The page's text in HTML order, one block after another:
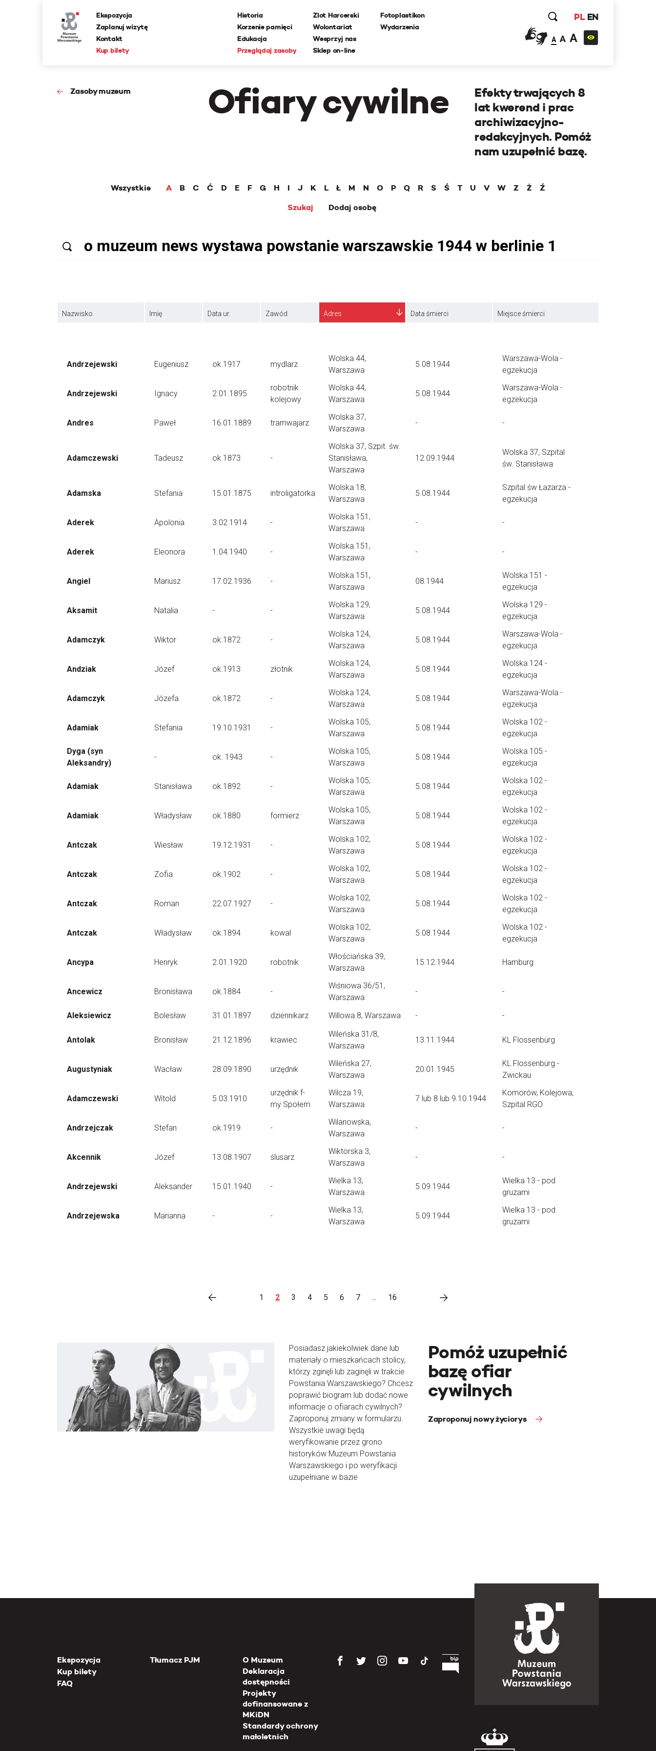
Ekspozycja
Zaplanuj wizytę
Kontakt
Kup bilety
Historia
Korzenie pamięci
Edukacja
Przeglądaj zasoby
Zlot Harcerski
Wolontariat
Wesprzyj nas
Sklep on-line
Fotoplastikon
Wydarzenia
PL EN
A A A
Zasoby muzeum Ofiary cywilne
Efekty trwających 8
lat kwerend i prac
archiwizacyjno-
redakcyjnych. Pomóż
nam uzupełnić bazę.
Wszystkie A B C Ć D E F G H I J K L Ł M N O P Q R S Ś T U V W Z Ż
Ź
Szukaj
Dodaj osobę
Nazwisko Imię Data ur. Zawód Adres Data śmierci Miejsce śmierci
Andrzejewski Eugeniusz ok.1917 mydlarz
Wolska 44,
Warszawa
5.08.1944
Warszawa-Wola -
egzekucja
Andrzejewski Ignacy 2.01.1895
robotnik
kolejowy
Wolska 44,
Warszawa
5.08.1944
Warszawa-Wola -
egzekucja
Andres Paweł 16.01.1889 tramwajarz
Wolska 37,
Warszawa
- -
Adamczewski Tadeusz ok.1873 -
Wolska 37, Szpit. św.
Stanisława,
Warszawa
12.09.1944
Wolska 37, Szpital
św. Stanisława
Adamska Stefania 15.01.1875 introligatorka
Wolska 18,
Warszawa
5.08.1944
Szpital św Łazarza -
egzekucja
Aderek Apolonia 3.02.1914 -
Wolska 151,
Warszawa
- -
Aderek Eleonora 1.04.1940 -
Wolska 151,
Warszawa
- -
Angiel Mariusz 17.02.1936 -
Wolska 151,
Warszawa
08.1944
Wolska 151 -
egzekucja
Aksamit Natalia - -
Wolska 129,
Warszawa
5.08.1944
Wolska 129 -
egzekucja
Adamczyk Wiktor ok.1872 -
Wolska 124,
Warszawa
5.08.1944
Warszawa-Wola -
egzekucja
Andziak Józef ok.1913 złotnik
Wolska 124,
Warszawa
5.08.1944
Wolska 124 -
egzekucja
Adamczyk Józefa ok.1872 -
Wolska 124,
Warszawa
5.08.1944
Warszawa-Wola -
egzekucja
Adamiak Stefania 19.10.1931 -
Wolska 105,
Warszawa
5.08.1944
Wolska 102 -
egzekucja
Dyga (syn
Aleksandry)
- ok. 1943 -
Wolska 105,
Warszawa
5.08.1944
Wolska 105 -
egzekucja
Adamiak Stanisława ok.1892 -
Wolska 105,
Warszawa
5.08.1944
Wolska 102 -
egzekucja
Adamiak Władysław ok.1880 formierz
Wolska 105,
Warszawa
5.08.1944
Wolska 102 -
egzekucja
Antczak Wiesław 19.12.1931 -
Wolska 102,
Warszawa
5.08.1944
Wolska 102 -
egzekucja
Antczak Zofia ok.1902 -
Wolska 102,
Warszawa
5.08.1944
Wolska 102 -
egzekucja
Antczak Roman 22.07.1927 -
Wolska 102,
Warszawa
5.08.1944
Wolska 102 -
egzekucja
Antczak Władysław ok.1894 kowal
Wolska 102,
Warszawa
5.08.1944
Wolska 102 -
egzekucja
Ancypa Henryk 2.01.1920 robotnik
Włościańska 39,
Warszawa
15.12.1944 Hamburg
Ancewicz Bronisława ok.1884 -
Wiśniowa 36/51,
Warszawa
- -
Aleksiewicz Bolesław 31.01.1897 dziennikarz Willowa 8, Warszawa - -
Antolak Bronisław 21.12.1896 krawiec
Wileńska 31/8,
Warszawa
13.11.1944 KL Flossenbürg
Augustyniak Wacław 28.09.1890 urzędnik
Wileńska 27,
Warszawa
20.01.1945
KL Flossenbürg -
Zwickau
Adamczewski Witold 5.03.1910
urzędnik f-
my Społem
Wilcza 19,
Warszawa
7 lub 8 lub 9.10.1944
Komorów, Kolejowa,
Szpital RGO
Andrzejczak Stefan ok.1919 -
Wilanowska,
Warszawa
- -
Akcennik Józef 13.08.1907 ślusarz
Wiktorska 3,
Warszawa
- -
Andrzejewski Aleksander 15.01.1940 -
Wielka 13,
Warszawa
5.09.1944
Wielka 13 - pod
gruzami
Andrzejewska Marianna - -
Wielka 13,
Warszawa
5.09.1944
Wielka 13 - pod
gruzami
1 2 3 4 5 6 7 ... 16
Posiadasz jakiekolwiek dane lub
materiały o mieszkańcach stolicy,
którzy zginęli lub zaginęli w trakcie
Powstania Warszawskiego? Chcesz
poprawić biogram lub dodać nowe
informacje o ofiarach cywilnych?
Zaproponuj zmiany w formularzu.
Wszystkie uwagi będą
weryfikowanie przez grono
historyków Muzeum Powstania
Warszawskiego i po weryfikacji
uzupełniane w bazie
Pomóż uzupełnić
bazę ofiar
cywilnych
Zaproponuj nowy życiorys
Ekspozycja
Kup bilety
FAQ
Tłumacz PJM
O Muzeum
Deklaracja
dostępności
Projekty
dofinansowane z
MKiDN
Standardy ochrony
małoletnich